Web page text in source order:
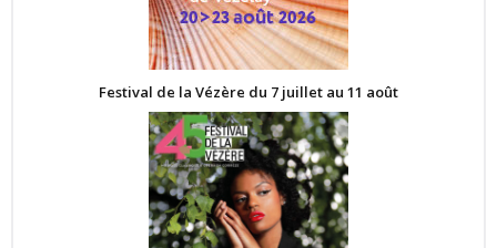
Festival de la Vézère du 7 juillet au 11 août